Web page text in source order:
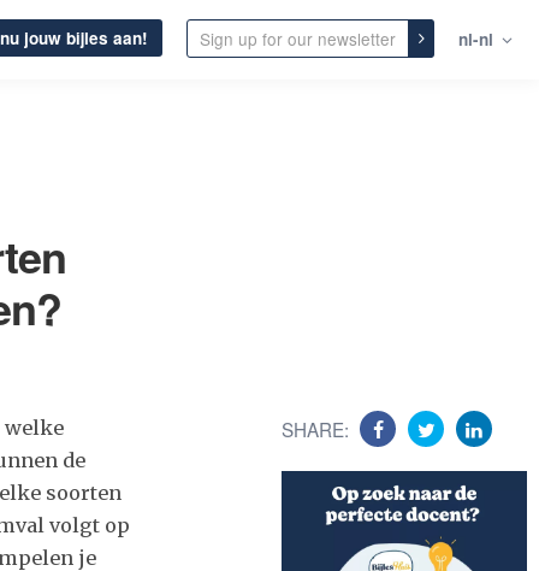
jouw bijles aan! nl-nl
welke
de
soorten
volgt op
je
SHARE: